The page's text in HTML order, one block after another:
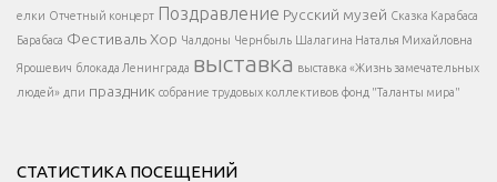
</div >
елки Отчетный концерт Поздравление Русский музей Сказка Карабаса
Барабаса Фестиваль Хор Чалдоны Чернбыль Шалагина Наталья Михайловна
Ярошевич блокада Ленинграда выставка выставка «Жизнь замечательных
людей» дпи праздник собрание трудовых коллективов фонд "Таланты мира"
СТАТИСТИКА ПОСЕЩЕНИЙ